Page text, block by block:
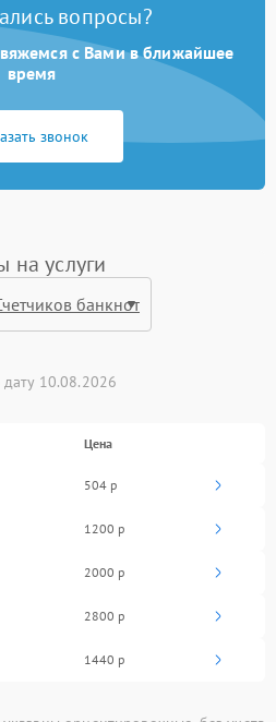
вопросы?
с Вами в ближайшее
время
звонок
на услуги
10.08.2026
Цена
504 р
1200 р
2000 р
2800 р
1440 р